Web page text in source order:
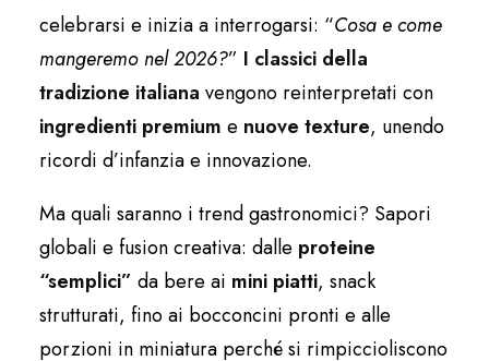
celebrarsi e inizia a interrogarsi: “Cosa e come
mangeremo nel 2026?” I classici della
tradizione italiana vengono reinterpretati con
ingredienti premium e nuove texture, unendo
ricordi d’infanzia e innovazione.
Ma quali saranno i trend gastronomici? Sapori
globali e fusion creativa: dalle proteine
“semplici” da bere ai mini piatti, snack
strutturati, fino ai bocconcini pronti e alle
porzioni in miniatura perché si rimpiccioliscono